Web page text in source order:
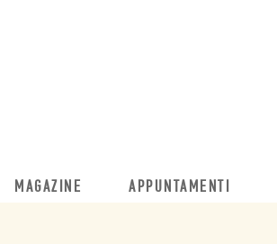
MAGAZINE APPUNTAMENTI